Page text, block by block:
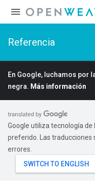
Referencia
En Google, luchamos por
negra. Más información
Google utiliza tecnología
preferido. Las traducciones
errores.